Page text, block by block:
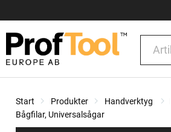
Start Produkter Handverktyg
Bågfilar, Universalsågar